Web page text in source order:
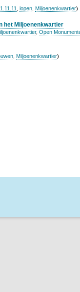
lopen Miljoenenkwartier)
het Miljoenenkwartier
, Open
Miljoenenkwartier)